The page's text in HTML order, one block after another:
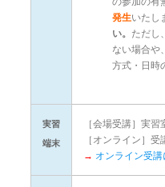
発生いたし
い。 ただし
ない場合や
方式・日時
実習
端末
［会場受講］実習
［オンライン］受
→ オンライン受講